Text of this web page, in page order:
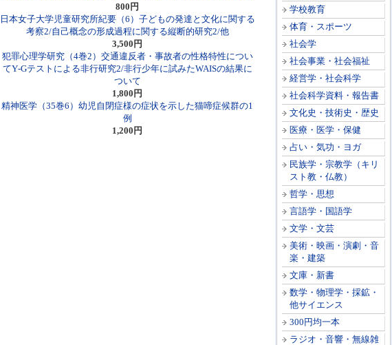
学校教育
体育・スポーツ
社会学
社会事業・社会福祉
経営学・社会科学
社会科学資料・報告書
文化史・技術史・歴史
医療・医学・保健
占い・気功・ヨガ
民族学・宗教学（キリ
スト教・仏教）
哲学・思想
言語学・国語学
文学・文芸
美術・映画・演劇・音
楽・建築
文庫・新書
数学・物理学・採鉱・
他サイエンス
300円均一本
ラジオ・音響・無線雑
800円
日本女子大学児童研究所紀要（6）子どもの発達と文化に関する
考察2/自己概念の形成過程に関する縦断的研究2/他
3,500円
犯罪心理学研究（4巻2）交通違反者・事故者の性格特性につい
てY‐Gテストによる非行研究2/非行少年に試みたWAISの結果に
ついて
1,800円
精神医学（35巻6）幼児自閉症様の症状を示した猫啼症候群の1
例
1,200円